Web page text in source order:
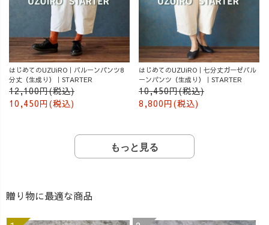
はじめてのUZUiRO｜バルーンパンツ8
分丈（生成り）｜STARTER
12,100円(税込)
10,450円(税込)
はじめてのUZUiRO｜七分丈ガーゼバル
ーンパンツ（生成り）｜STARTER
10,450円(税込)
8,800円(税込)
もっと見る
贈り物に最適な商品